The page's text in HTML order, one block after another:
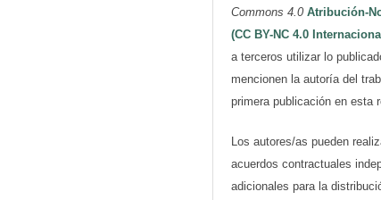
Commons 4.0 Atribución-
(CC BY-NC 4.0
a terceros utilizar lo
mencionen la autoría del
primera publicación en esta
Los autores/as pueden
acuerdos contractuales
adicionales para la